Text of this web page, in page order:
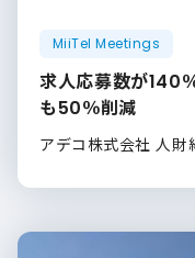
MiiTel Meetings
求人応募数が140
も50％削減
アデコ株式会社 人財